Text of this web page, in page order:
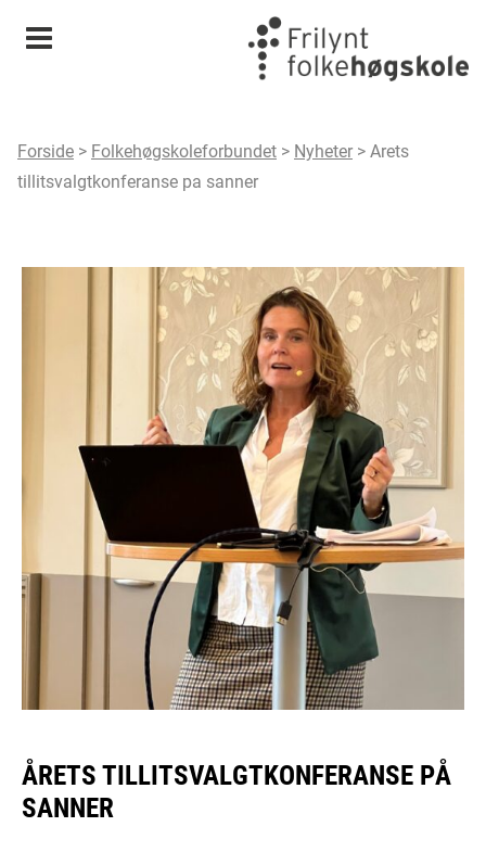
Meny
Forside > Folkehøgskoleforbundet > Nyheter >Arets
tillitsvalgtkonferanse pa sanner
ÅRETS TILLITSVALGTKONFERANSE PÅ
SANNER